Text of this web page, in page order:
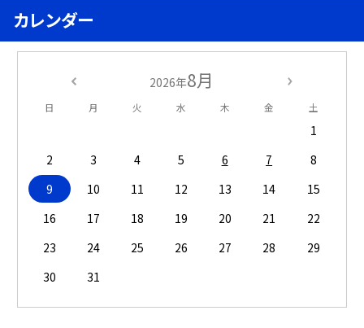
カレンダー
2026年8月
日 月 火 水 木 金 土
1
2
3 4 5 6 7
8
9
10 11 12 13 14
15
16
17 18 19 20 21
22
23
24 25 26 27 28
29
30
31